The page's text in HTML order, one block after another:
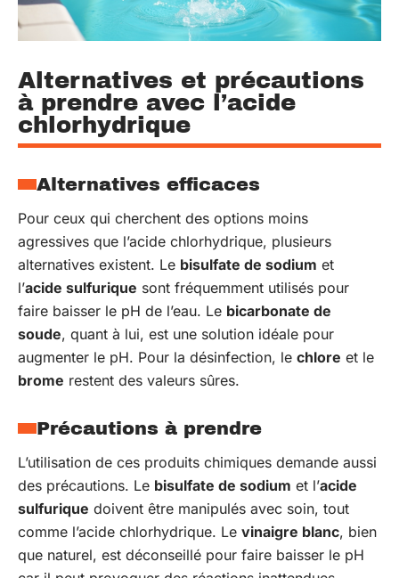
Alternatives et précautions
à prendre avec l’acide
chlorhydrique
Alternatives efficaces
Pour ceux qui cherchent des options moins
agressives que l’acide chlorhydrique, plusieurs
alternatives existent. Le bisulfate de sodium et
l’acide sulfurique sont fréquemment utilisés pour
faire baisser le pH de l’eau. Le bicarbonate de
soude, quant à lui, est une solution idéale pour
augmenter le pH. Pour la désinfection, le chlore et le
brome restent des valeurs sûres.
Précautions à prendre
L’utilisation de ces produits chimiques demande aussi
des précautions. Le bisulfate de sodium et l’acide
sulfurique doivent être manipulés avec soin, tout
comme l’acide chlorhydrique. Le vinaigre blanc, bien
que naturel, est déconseillé pour faire baisser le pH